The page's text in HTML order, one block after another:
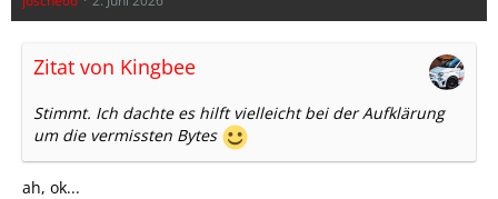
Zitat von Kingbee
Stimmt. Ich dachte es hilft vielleicht bei der Aufklärung
um die vermissten Bytes
ah, ok...